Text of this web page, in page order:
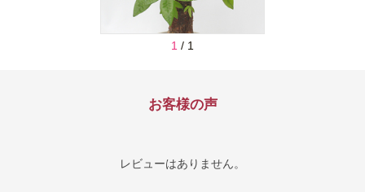
1 / 1
お客様の声
レビューはありません。